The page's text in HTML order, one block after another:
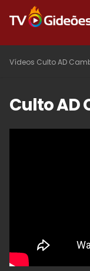
Vídeos Culto AD
Culto AD